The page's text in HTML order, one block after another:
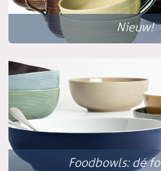
Nieuw!
Foodbowls: dé